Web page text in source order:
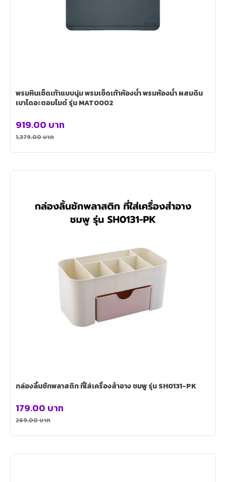
พรมหินเช็ดเท้าแบบนุ่ม พรมเช็ดเท้าห้องน้ำ พรมห้องน้ำ ผสมดิน
เบาไดอะตอมไมต์ รุ่น MAT0002
1,379.00บาท
919.00 บาท
กล่องลิ้นชักพลาสติก ที่ใส่เครื่องสำอาง ชมพู รุ่น SH0131-PK
269.00บาท
179.00 บาท